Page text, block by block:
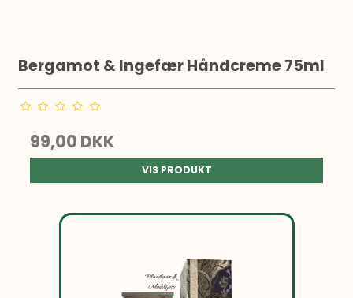
Bergamot & Ingefær Håndcreme 75ml
99,00 DKK
VIS PRODUKT